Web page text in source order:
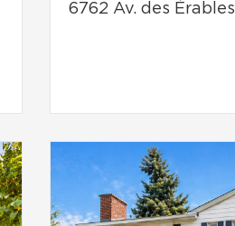
6762 Av. des Érables